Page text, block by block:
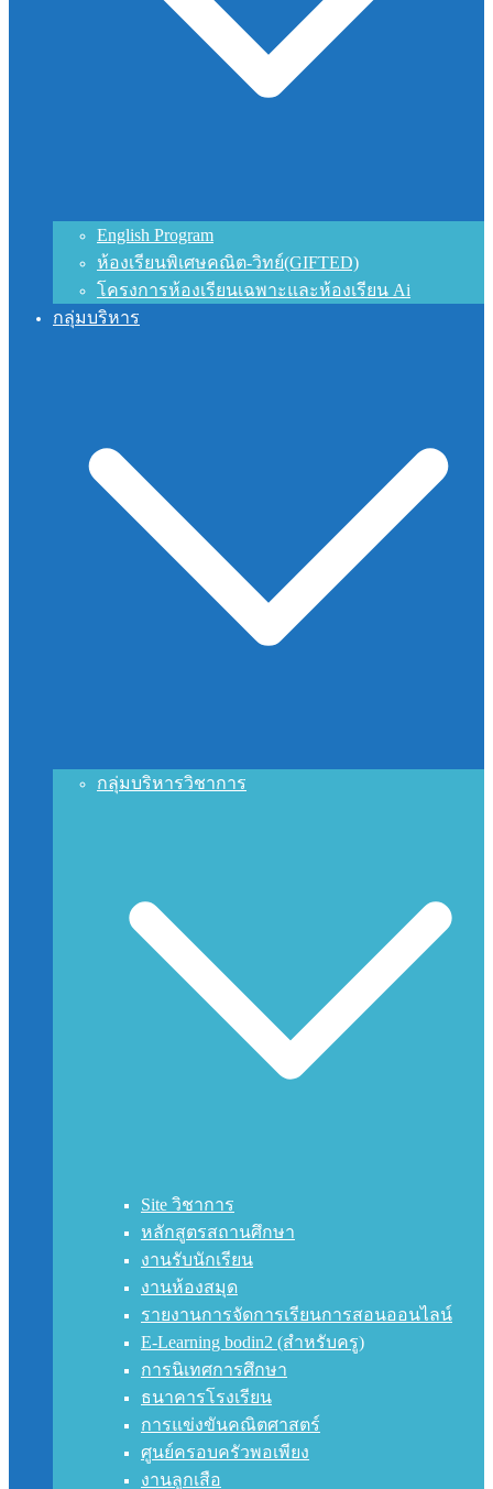
English Program
ห้องเรียนพิเศษคณิต-วิทย์(GIFTED)
โครงการห้องเรียนเฉพาะและห้องเรียน Ai
กลุ่มบริหาร
กลุ่มบริหารวิชาการ
Site วิชาการ
หลักสูตรสถานศึกษา
งานรับนักเรียน
งานห้องสมุด
รายงานการจัดการเรียนการสอนออนไลน์
E-Learning bodin2 (สำหรับครู)
การนิเทศการศึกษา
ธนาคารโรงเรียน
การแข่งขันคณิตศาสตร์
ศูนย์ครอบครัวพอเพียง
งานลูกเสือ